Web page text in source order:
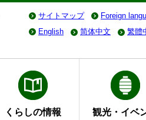
サイトマップ Foreign
English
简体中文 繁體
くらしの情報 観光・イベ